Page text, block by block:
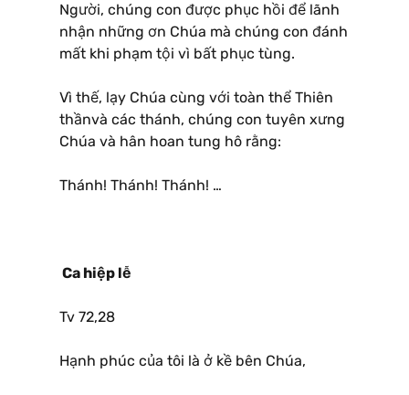
Người, chúng con được phục hồi để lãnh
nhận những ơn Chúa mà chúng con đánh
mất khi phạm tội vì bất phục tùng.
Vì thế, lạy Chúa cùng với toàn thể Thiên
thầnvà các thánh, chúng con tuyên xưng
Chúa và hân hoan tung hô rằng:
Thánh! Thánh! Thánh! …
Ca hiệp lễ
Tv 72,28
Hạnh phúc của tôi là ở kề bên Chúa,